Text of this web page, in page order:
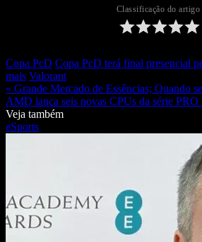
Classificação do artigo
Copa PcD Copa PcD terá final presencial
mais Valorant
« Grande Mercado de Essências; Quando
AMD lança seis novas CPUs da série PRO
Veja também
eSports